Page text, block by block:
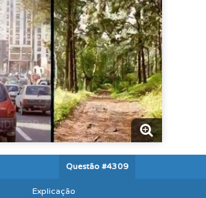
Questão #4309
Explicação